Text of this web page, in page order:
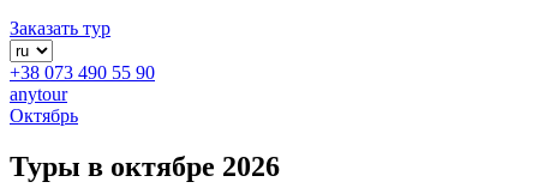
Заказать тур
+38 073 490 55 90
anytour
Октябрь
Туры в октябре 2026